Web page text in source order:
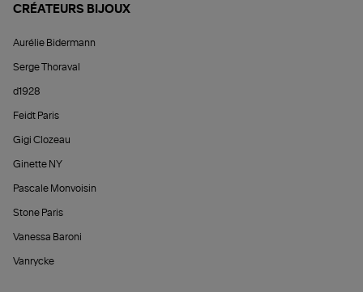
CRÉATEURS BIJOUX
Aurélie Bidermann
Serge Thoraval
d1928
Feidt Paris
Gigi Clozeau
Ginette NY
Pascale Monvoisin
Stone Paris
Vanessa Baroni
Vanrycke